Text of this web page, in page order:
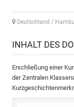
Deutschland /
INHALT DES
Erschließung einer
der Zentralen